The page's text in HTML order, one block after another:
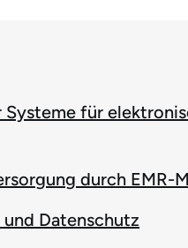
für
durch EMR-
Datenschutz